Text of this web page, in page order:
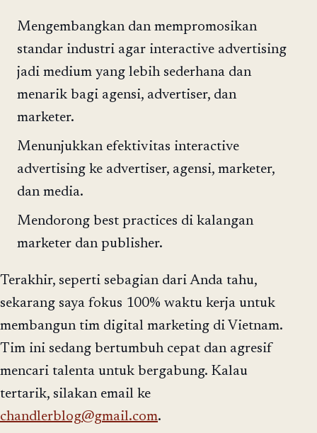
Mengembangkan dan mempromosikan
standar industri agar interactive advertising
jadi medium yang lebih sederhana dan
menarik bagi agensi, advertiser, dan
marketer.
Menunjukkan efektivitas interactive
advertising ke advertiser, agensi, marketer,
dan media.
Mendorong best practices di kalangan
marketer dan publisher.
Terakhir, seperti sebagian dari Anda tahu,
sekarang saya fokus 100% waktu kerja untuk
membangun tim digital marketing di Vietnam.
Tim ini sedang bertumbuh cepat dan agresif
mencari talenta untuk bergabung. Kalau
tertarik, silakan email ke
chandlerblog@gmail.com.